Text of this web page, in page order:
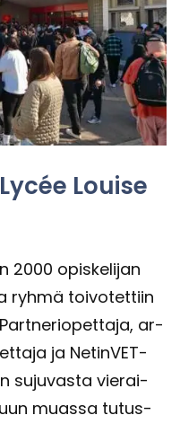
Lo­ui­se
2000 opis­ke­li­jan
ryhmä toi­vo­tet­tiin
ar­
ja NetinVET-​
su­ju­vas­ta vie­rai­
muas­sa tu­tus­